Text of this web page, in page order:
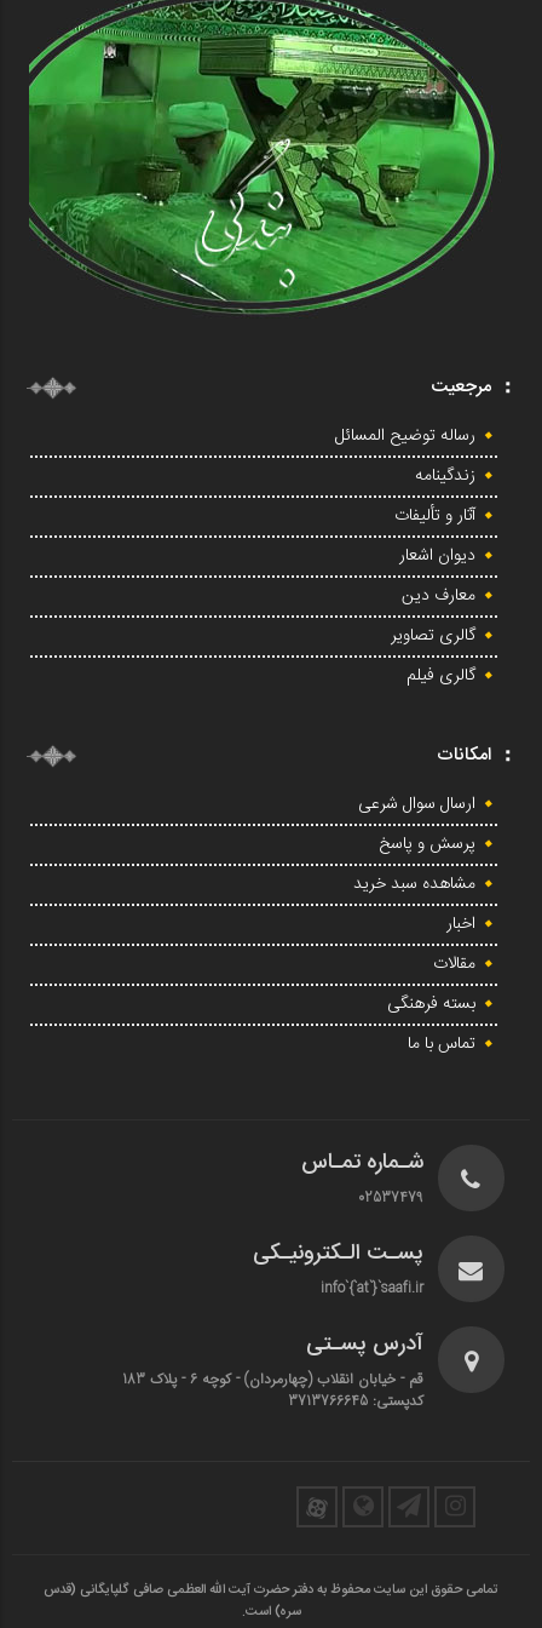
استغاثه به امام رضا علیه السلام
مرجعیت
رساله توضیح المسائل
زندگینامه
آثار و تألیفات
دیوان اشعار
معارف دین
گالری تصاویر
گالری فیلم
امکانات
ارسال سوال شرعی
پرسش و پاسخ
مشاهده سبد خرید
اخبار
مقالات
بسته فرهنگی
تماس با ما
شـماره تمـاس
02537479
پسـت الـکترونیـکی
info`{`at`}`saafi.ir
آدرس پسـتی
قم - خیابان انقلاب (چهارمردان)‌ - کوچه 6 - پلاک 183
کدپستی: 3713766645
تمامی حقوق این سایت محفوظ به دفتر حضرت آیت الله العظمی صافی گلپایگانی (قدس
سره) است.